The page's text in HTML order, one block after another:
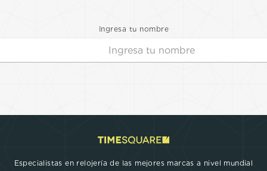
Ingresa tu nombre
Especialistas en relojería de las mejores marcas a nivel mundial